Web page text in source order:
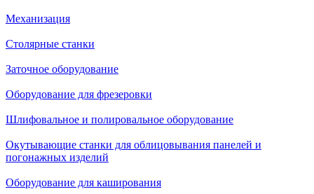
Механизация
Столярные станки
Заточное оборудование
Оборудование для фрезеровки
Шлифовальное и полировальное оборудование
Окутывающие станки для облицовывания панелей и
погонажных изделий
Оборудование для каширования